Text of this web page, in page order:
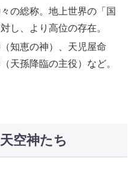
の総称。地上世界の「国
し、より高位の存在。
知恵の神）、天児屋命
天孫降臨の主役）など。
空神たち